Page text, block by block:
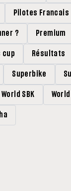
Pilotes Francais
? Premium
cup Résultats
Superbike
World SBK World